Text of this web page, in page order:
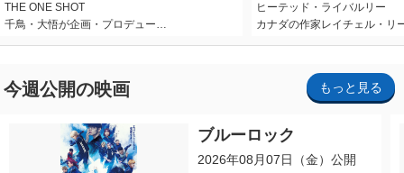
THE ONE SHOT
千鳥・大悟が企画・プロデュー…
ヒーテッド・ライバルリー
カナダの作家レイチェル・リ
今週公開の映画 もっと見る
ブルーロック
2026年08月07日（金）公開